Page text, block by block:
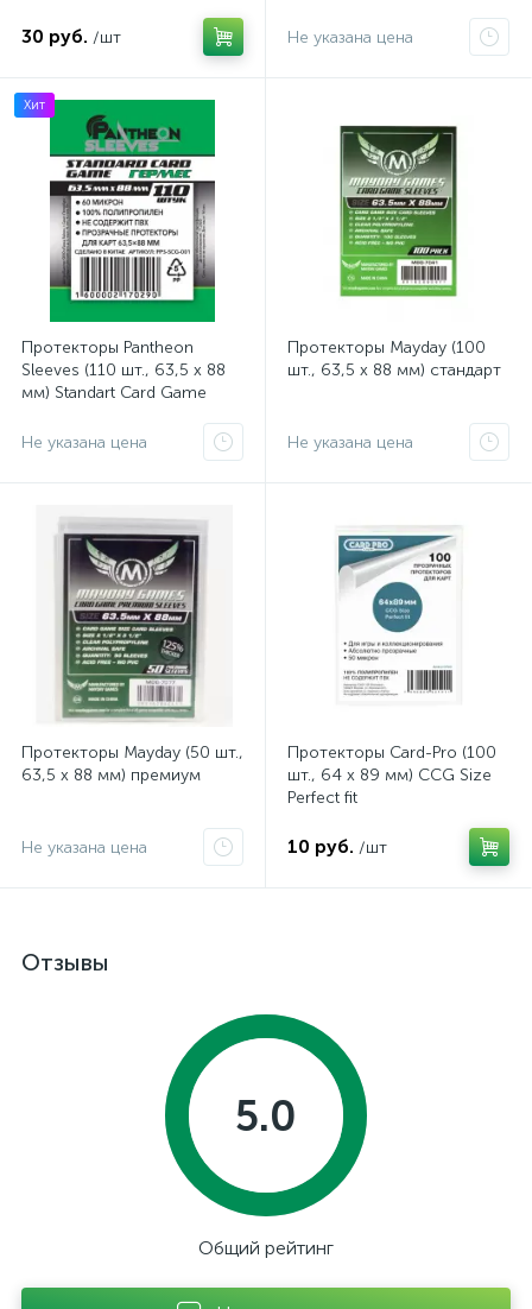
30 руб. /шт
Не указана цена
Хит
Протекторы Pantheon
Sleeves (110 шт., 63,5 x 88
мм) Standart Card Game
Не указана цена
Протекторы Mayday (100
шт., 63,5 x 88 мм) стандарт
Не указана цена
Протекторы Mayday (50 шт.,
63,5 x 88 мм) премиум
Не указана цена
Протекторы Card-Pro (100
шт., 64 x 89 мм) CCG Size
Perfect fit
10 руб. /шт
Отзывы
5.0
Общий рейтинг